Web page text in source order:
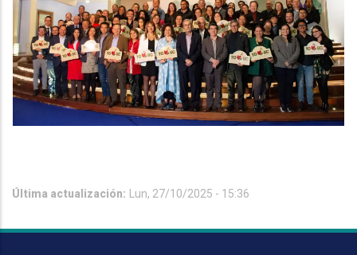
Última actualización: Lun, 27/10/2025 - 15:36